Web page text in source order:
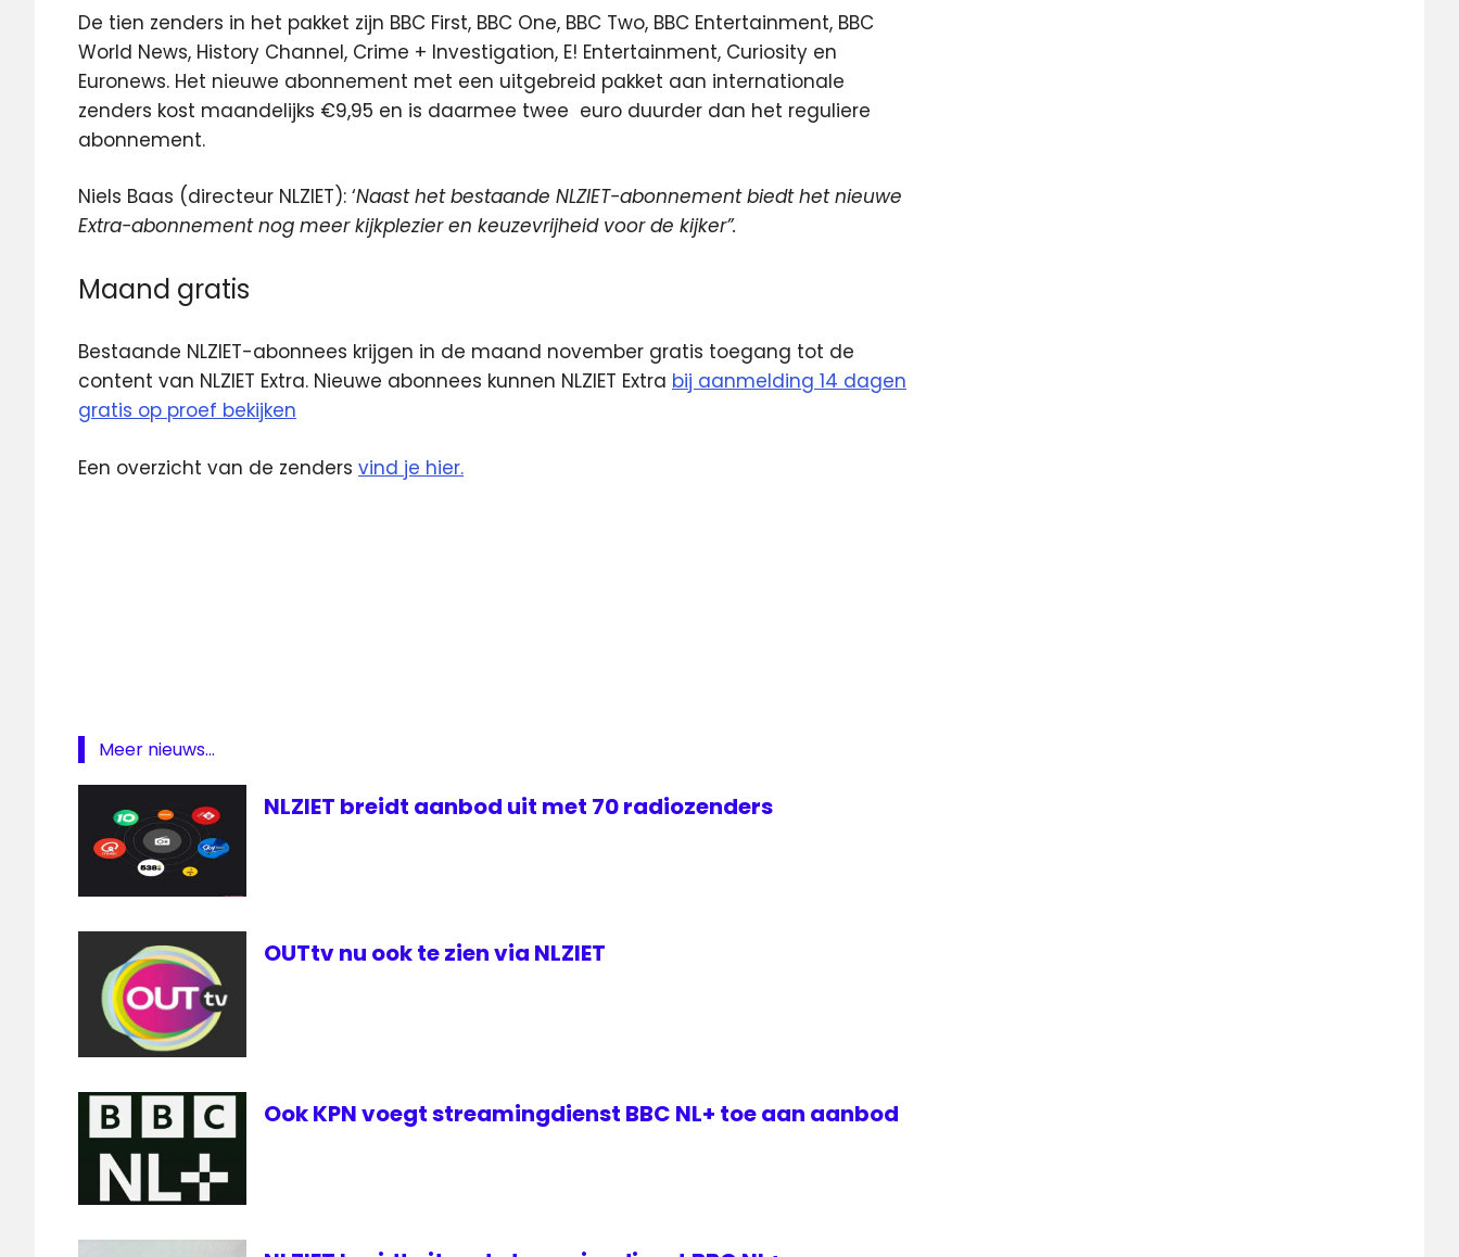
De tien zenders in het pakket zijn BBC First, BBC One, BBC Two, BBC Entertainment, BBC
World News, History Channel, Crime + Investigation, E! Entertainment, Curiosity en
Euronews. Het nieuwe abonnement met een uitgebreid pakket aan internationale
zenders kost maandelijks €9,95 en is daarmee twee euro duurder dan het reguliere
abonnement.
Niels Baas (directeur NLZIET): ‘Naast het bestaande NLZIET-abonnement biedt het nieuwe
Extra-abonnement nog meer kijkplezier en keuzevrijheid voor de kijker”.
Maand gratis
Bestaande NLZIET-abonnees krijgen in de maand november gratis toegang tot de
content van NLZIET Extra. Nieuwe abonnees kunnen NLZIET Extra bij aanmelding 14 dagen
gratis op proef bekijken
Een overzicht van de zenders vind je hier.
Meer nieuws...
NLZIET breidt aanbod uit met 70 radiozenders
OUTtv nu ook te zien via NLZIET
Ook KPN voegt streamingdienst BBC NL+ toe aan aanbod